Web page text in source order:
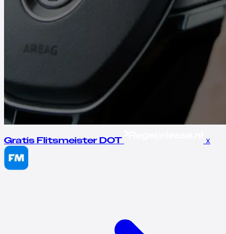
Gratis Flitsmeister DOT x